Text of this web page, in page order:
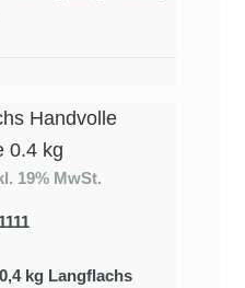
Handvolle
0.4 kg
19% MwSt.
kg Langflachs